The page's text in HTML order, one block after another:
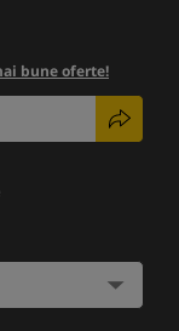
bune oferte!